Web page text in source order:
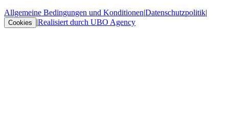
Allgemeine Bedingungen und Konditionen|Datenschutzpolitik|
Cookies |Realisiert durch UBO Agency